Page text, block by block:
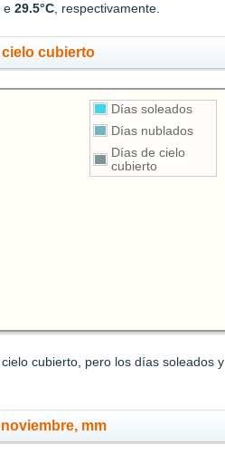
e29.5°C, respectivamente.
cubierto
Días soleados
Días nublados
Días de cielo
cubierto
cubierto, pero los días soleados y
mm